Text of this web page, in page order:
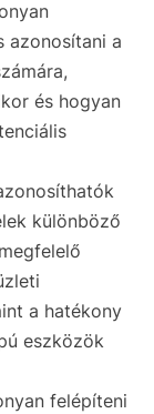
azonosítani a
és hogyan
különböző
a hatékony
eszközök
felépíteni